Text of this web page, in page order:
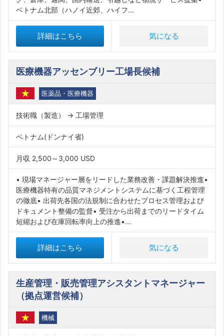
ベトナム北部（ハノイ近郊、ハイフ...
詳細はこちら 気になる
医療機器アッセンブリー工場長候補
医薬品・医療機器
技術職（製造） → 工場管理
ベトナム(ドンナイ省)
月収 2,500～3,000 USD
• 現場マネージャー層をリードした業務改善・課題解決推進•
医療機器特有の品質マネジメントシステムに基づく工程管理
の徹底• 出荷先各国の法規制に合わせたプロセス管理および
ドキュメント整備の監督• 受注から出荷までのリードタイム
短縮および在庫回転率向上の推進•...
詳細はこちら 気になる
生産管理・販売管理アシスタントマネージャー
（拠点運営候補）
機械